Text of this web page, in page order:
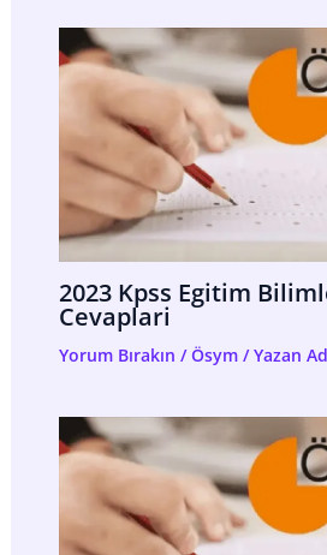
2023 Kpss Egitim
Cevaplari
Yorum Bırakın /Ösym/ Yazan